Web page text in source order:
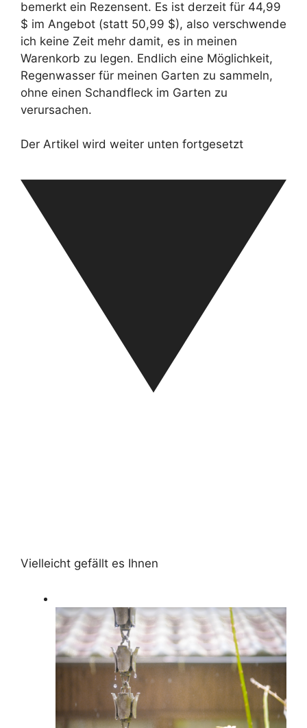
bemerkt ein Rezensent. Es ist derzeit für 44,99
$ im Angebot (statt 50,99 $), also verschwende
ich keine Zeit mehr damit, es in meinen
Warenkorb zu legen. Endlich eine Möglichkeit,
Regenwasser für meinen Garten zu sammeln,
ohne einen Schandfleck im Garten zu
verursachen.
Der Artikel wird weiter unten fortgesetzt
Vielleicht gefällt es Ihnen